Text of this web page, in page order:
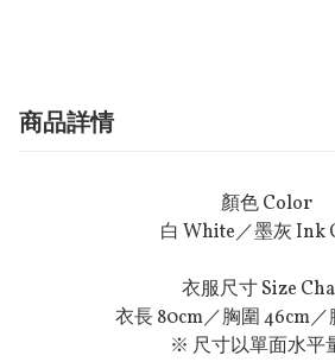
商品詳情
顏色 Color
白 White／墨灰 Ink
衣服尺寸 Size
衣長 80cm／胸圍 46cm
※ 尺寸以單面水平